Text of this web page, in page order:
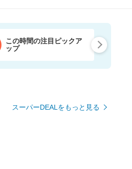
この時間の注目ピックア
ップ
スーパーDEALをもっと見る